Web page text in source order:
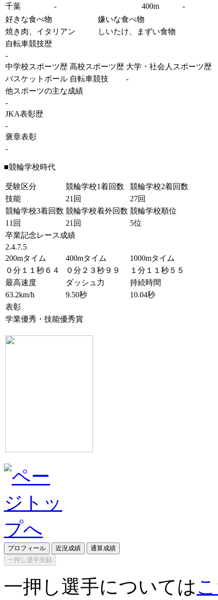
千葉
- 400m
-
好きな食べ物
嫌いな食べ物
焼き肉、イタリアン
しいたけ、まずい食物
自転車競技歴
-
中学校スポーツ歴 高校スポーツ歴 大学・社会人スポーツ歴
バスケットボール 自転車競技
-
他スポーツの主な成績
-
JKA表彰歴
-
褒章表彰
-
■競輪学校時代
受験区分 競輪学校1着回数
競輪学校2着回数
技能
21回
27回
競輪学校3着回数 競輪学校着外回数 競輪学校順位
11回
21回
5位
卒業記念レース成績
2.4.7.5
200mタイム
400mタイム
1000mタイム
０分１１秒６４
０分２３秒９９
１分１１秒５５
最高速度
ダッシュ力
持続時間
63.2km/h
9.50秒
10.04秒
表彰
学業優秀・技能優秀賞
プロフィール 近況成績
通算成績
一押し選手登録
一押し選手については